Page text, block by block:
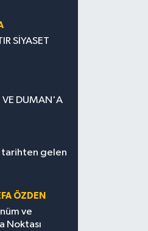
SİYASET
VE DUMAN'A
tarihten gelen
ÖZDEN
ve
Noktası